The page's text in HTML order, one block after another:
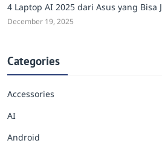
4 Laptop AI 2025 dari Asus yang Bisa
December 19, 2025
Categories
Accessories
AI
Android